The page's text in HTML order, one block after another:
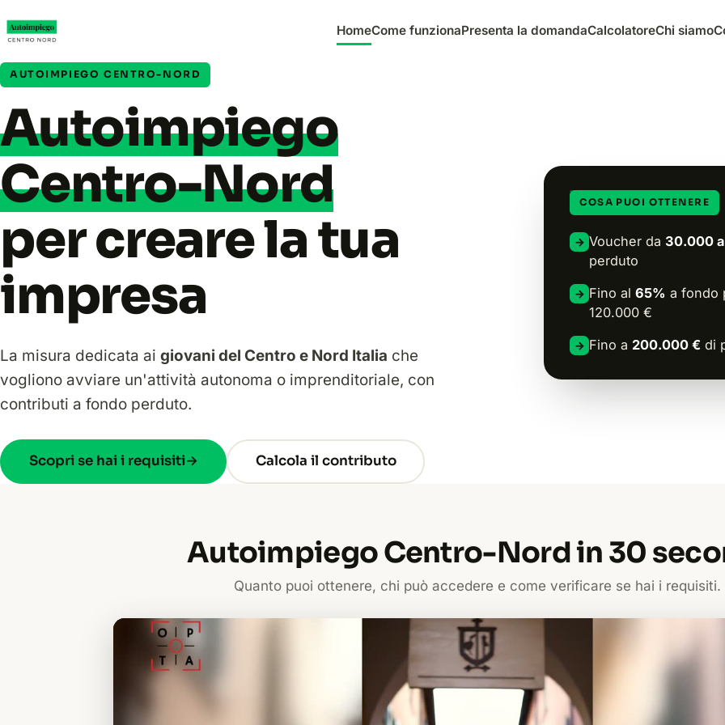
HomeCome funzionaPresenta la domandaCalcolatoreChi siamo
AUTOIMPIEGO CENTRO-NORD
Autoimpiego
Centro-Nord
per creare la tua
impresa
La misura dedicata ai giovani del Centro e Nord Italia che
vogliono avviare un'attività autonoma o imprenditoriale, con
contributi a fondo perduto.
Scopri se hai i requisiti→ Calcola il contributo
COSA PUOI OTTENERE
→ Voucher da 30.000
perduto
→ Fino al65% a fondo
120.000 €
→ Fino a 200.000 € di
Autoimpiego Centro-Nord in 30
Quanto puoi ottenere, chi può accedere e come verificare se hai i requisiti.